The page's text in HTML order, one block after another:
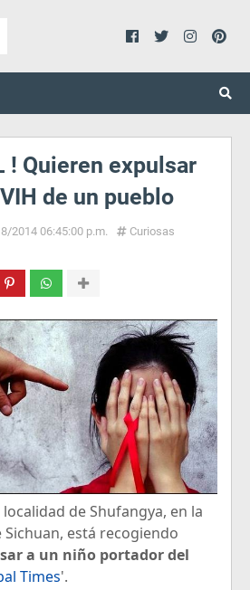
! Quieren expulsar
de un pueblo
2014 06:45:00 p.m.
Curiosas
de Shufangya, en la
está recogiendo
a un niño portador del
Times'.